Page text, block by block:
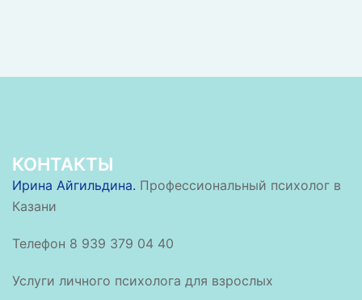
КОНТАКТЫ
Ирина Айгильдина. Профессиональный психолог в
Казани
Телефон 8 939 379 04 40
Услуги личного психолога для взрослых